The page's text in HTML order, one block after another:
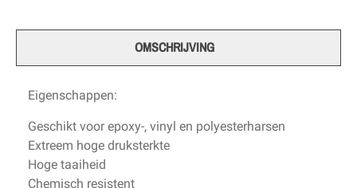
OMSCHRIJVING
Eigenschappen:
Geschikt voor epoxy-, vinyl en polyesterharsen
Extreem hoge druksterkte
Hoge taaiheid
Chemisch resistent